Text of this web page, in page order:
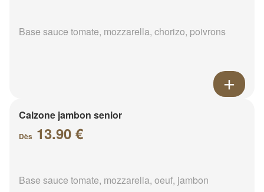
Base sauce tomate, mozzarella, chorizo, poivrons
Calzone jambon senior
Dès 13.90 €
Base sauce tomate, mozzarella, oeuf, jambon